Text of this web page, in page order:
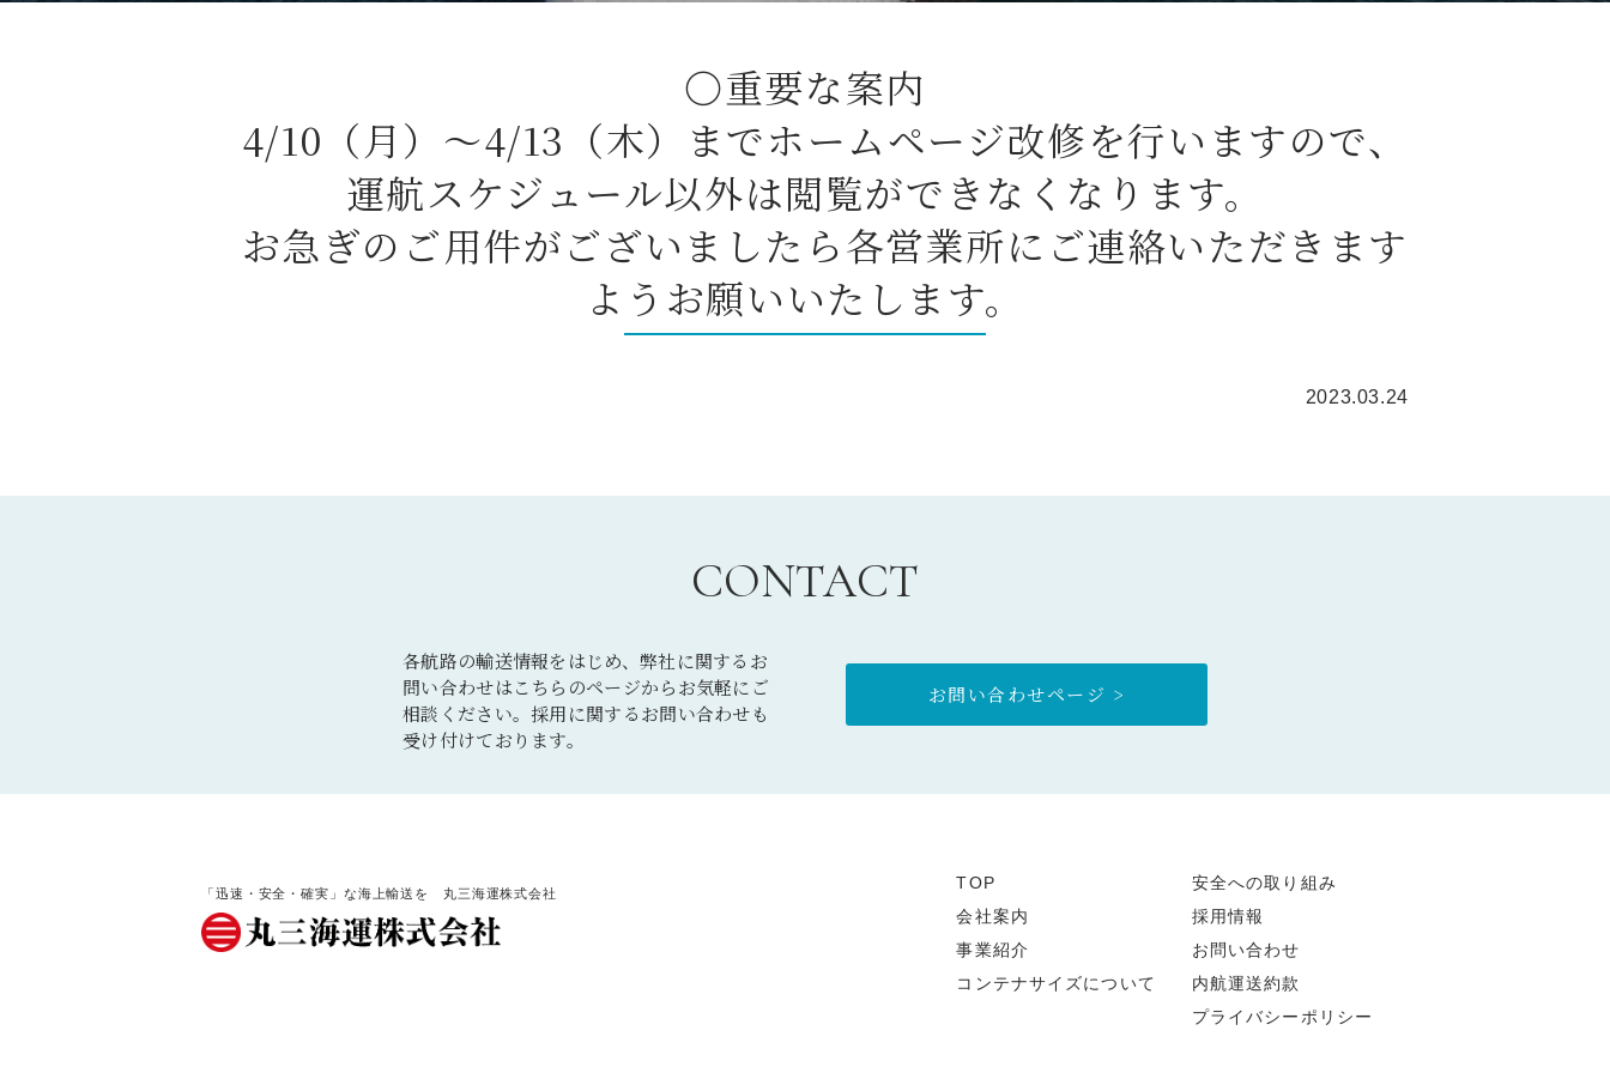
〇重要な案内
4/10（月）～4/13（木）までホームページ改修を行いますので、
運航スケジュール以外は閲覧ができなくなります。
お急ぎのご用件がございましたら各営業所にご連絡いただきます
ようお願いいたします。
2023.03.24
CONTACT
各航路の輸送情報をはじめ、弊社に関するお
問い合わせはこちらのページからお気軽にご
相談ください。採用に関するお問い合わせも
受け付けております。
お問い合わせページ >
「迅速・安全・確実」な海上輸送を 丸三海運株式会社
TOP
会社案内
事業紹介
コンテナサイズについて
安全への取り組み
採用情報
お問い合わせ
内航運送約款
プライバシーポリシー